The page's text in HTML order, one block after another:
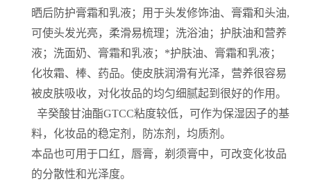
晒后防护膏霜和乳液；用于头发修饰油、膏霜和头油,
可使头发光亮，柔滑易梳理；洗浴油；护肤油和营养
液；洗面奶、膏霜和乳液；*护肤油、膏霜和乳液；
化妆霜、棒、药品。使皮肤润滑有光泽，营养很容易
被皮肤吸收，对化妆品的均匀细腻起到很好的作用。
辛癸酸甘油酯GTCC粘度较低，可作为保湿因子的基
料，化妆品的稳定剂，防冻剂，均质剂。
本品也可用于口红，唇膏，剃须膏中，可改变化妆品
的分散性和光泽度。